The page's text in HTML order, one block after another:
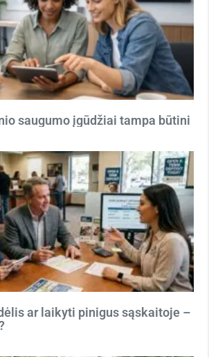
saugumo įgūdžiai tampa būtini
ar laikyti pinigus sąskaitoje –